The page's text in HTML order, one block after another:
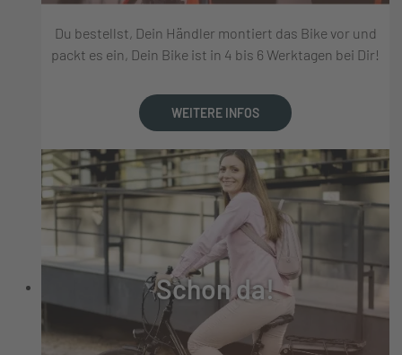
Du bestellst, Dein Händler montiert das Bike vor und
packt es ein, Dein Bike ist in 4 bis 6 Werktagen bei Dir!
WEITERE INFOS
Schon da!